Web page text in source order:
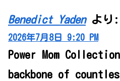
Benedict Yaden より:
2026年7月8日 9:20 PM
Power Mom
backbone of